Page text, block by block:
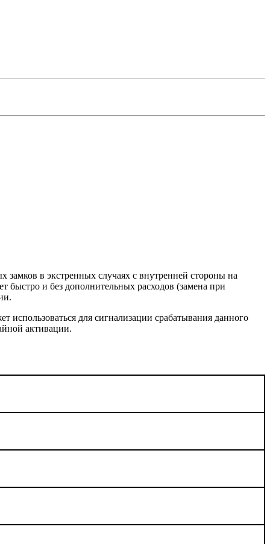
замков в экстренных случаях с внутренней стороны на
быстро и без дополнительных расходов (замена при
использоваться для сигнализации срабатывания данного
активации.